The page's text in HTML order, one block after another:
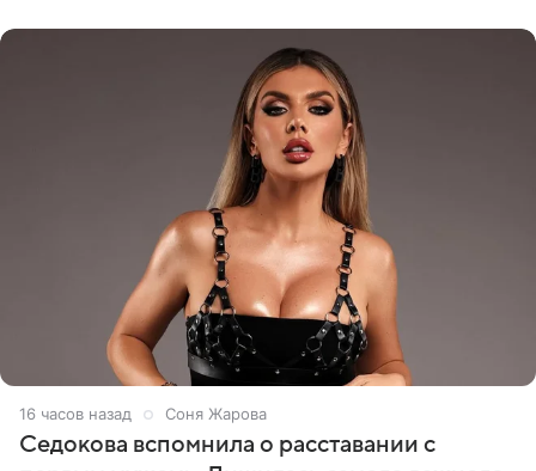
16 часов назад Соня Жарова
Седокова вспомнила о расставании с